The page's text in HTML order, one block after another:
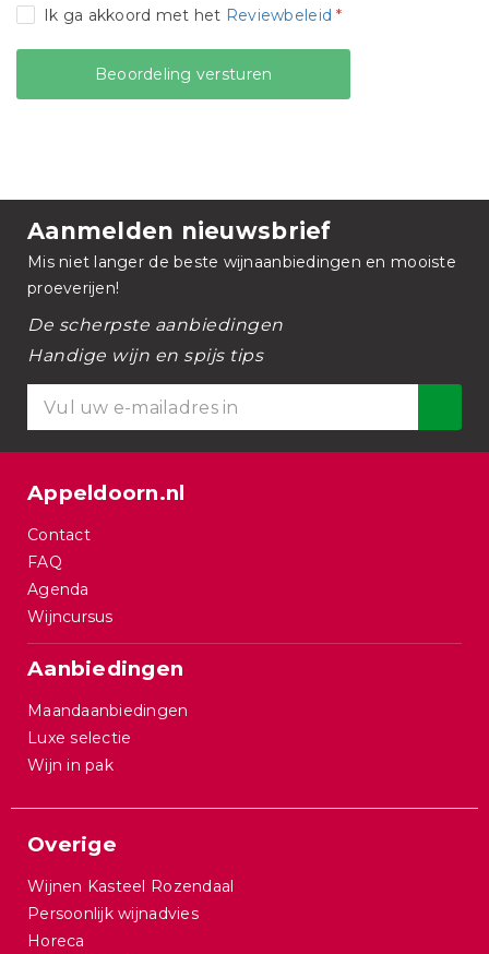
Ik ga akkoord met het Reviewbeleid *
Aanmelden nieuwsbrief
Mis niet langer de beste wijnaanbiedingen en mooiste
proeverijen!
De scherpste aanbiedingen
Handige wijn en spijs tips
Appeldoorn.nl
Contact
FAQ
Agenda
Wijncursus
Aanbiedingen
Maandaanbiedingen
Luxe selectie
Wijn in pak
Overige
Wijnen Kasteel Rozendaal
Persoonlijk wijnadvies
Horeca